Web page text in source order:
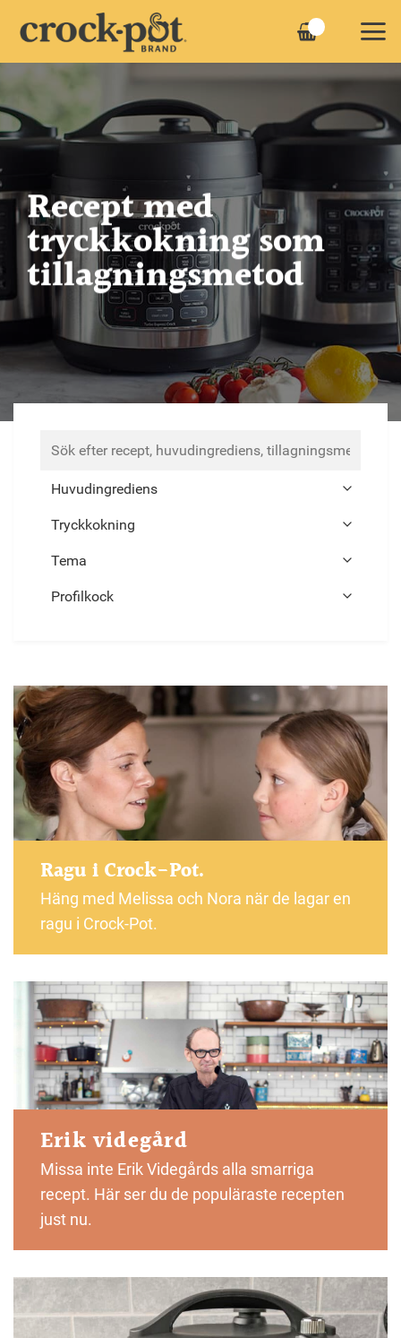
Recept med
tryckkokningsom
tillagningsmetod
Ragu i Crock-Pot.
Häng med Melissa och Nora när de lagar en
ragu i Crock-Pot.
Erik videgård
Missa inte Erik Videgårds alla smarriga
recept. Här ser du de populäraste recepten
just nu.